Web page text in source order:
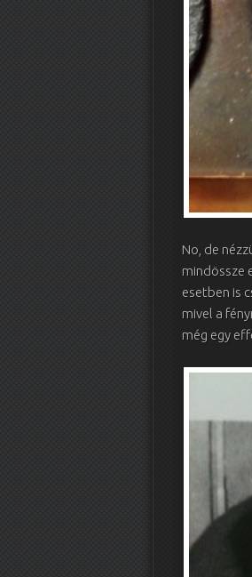
No, de
mindössze
esetben is
mivel a
még egy